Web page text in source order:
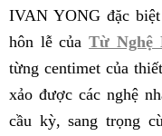
IVAN YONG đặc
hôn lễ củaTừ Nghệ
từng centimet của
xảo được các nghệ
cầu kỳ, sang trọng